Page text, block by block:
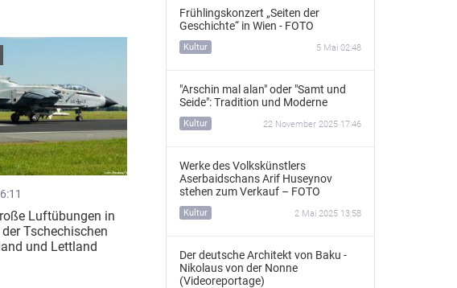
Luftübungen in
Tschechischen
und Lettland
Frühlingskonzert „Seiten der
Geschichte“ in Wien - FOTO
Kultur 5 Mai 02:48
"Arschin mal alan" oder "Samt und
Seide": Tradition und Moderne
Kultur 22 November 2025 17:46
Werke des Volkskünstlers
Aserbaidschans Arif Huseynov
stehen zum Verkauf – FOTO
Kultur 2 Mai 2025 13:58
Der deutsche Architekt von Baku -
Nikolaus von der Nonne
(Videoreportage)